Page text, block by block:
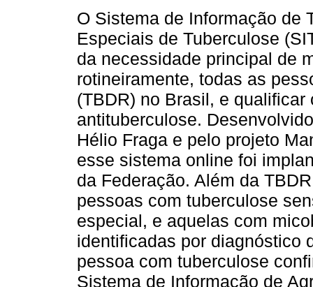
O Sistema de Informação de
Especiais de Tuberculose
da necessidade principal de
rotineiramente, todas as
(TBDR) no Brasil, e
antituberculose.
Hélio Fraga e pelo projeto
esse sistema online foi
da Federação. Além da
pessoas com tuberculose
especial, e aquelas com
identificadas por diagnóstico
pessoa com tuberculose
Sistema de Informação de